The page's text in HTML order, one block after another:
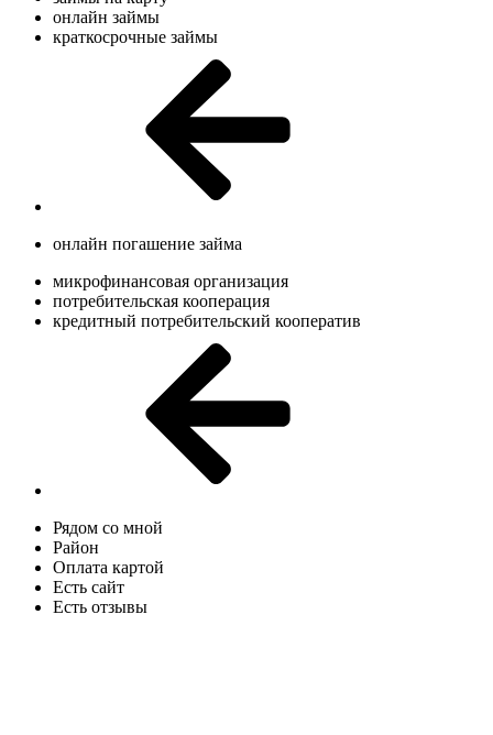
онлайн займы
краткосрочные займы
онлайн погашение займа
микрофинансовая организация
потребительская кооперация
кредитный потребительский кооператив
Рядом со мной
Район
Оплата картой
Есть сайт
Есть отзывы